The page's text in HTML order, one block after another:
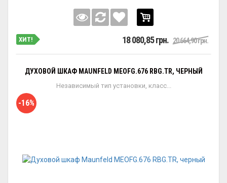
ХИТ! 18 080,85 грн. 20 664,90 грн.
ДУХОВОЙ ШКАФ MAUNFELD MEOFG.676 RBG.TR, ЧЕРНЫЙ
Независимый тип установки, класс...
-16%